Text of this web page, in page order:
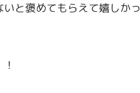
と褒めてもらえて嬉しかっ